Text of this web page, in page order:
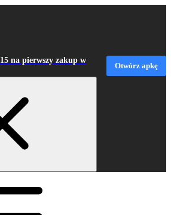
na pierwszy zakup w
Otwórz apkę